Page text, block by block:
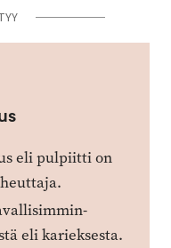
eli pulpiitti on
eli ­karieksesta.